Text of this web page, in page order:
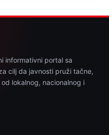
informativni portal sa
cilj da javnosti pruži tačne,
lokalnog, nacionalnog i